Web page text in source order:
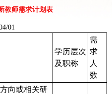
教师需求计划表
01
学历层次
及职称
需
求
人
数
向或相关研